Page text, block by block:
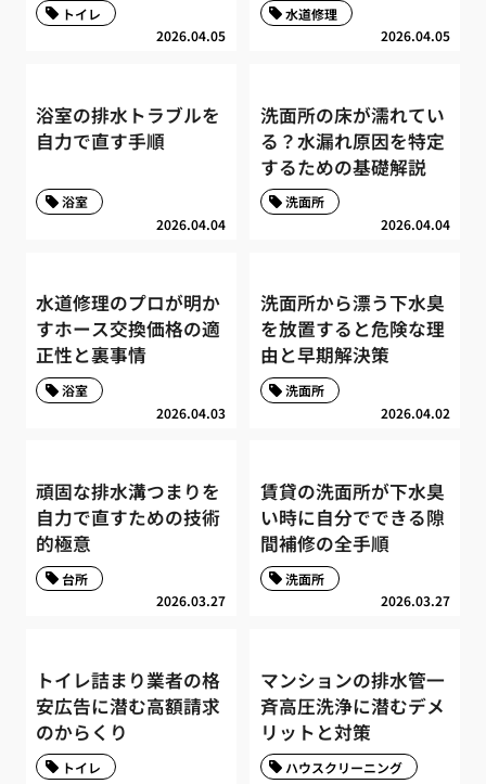
2026.04.05
トイレ
2026.04.05
水道修理
浴室の排水トラブルを
自力で直す手順
2026.04.04
浴室
洗面所の床が濡れてい
る？水漏れ原因を特定
するための基礎解説
2026.04.04
洗面所
水道修理のプロが明か
すホース交換価格の適
正性と裏事情
2026.04.03
浴室
洗面所から漂う下水臭
を放置すると危険な理
由と早期解決策
2026.04.02
洗面所
頑固な排水溝つまりを
自力で直すための技術
的極意
2026.03.27
台所
賃貸の洗面所が下水臭
い時に自分でできる隙
間補修の全手順
2026.03.27
洗面所
トイレ詰まり業者の格
安広告に潜む高額請求
のからくり
トイレ
マンションの排水管一
斉高圧洗浄に潜むデメ
リットと対策
ハウスクリーニング